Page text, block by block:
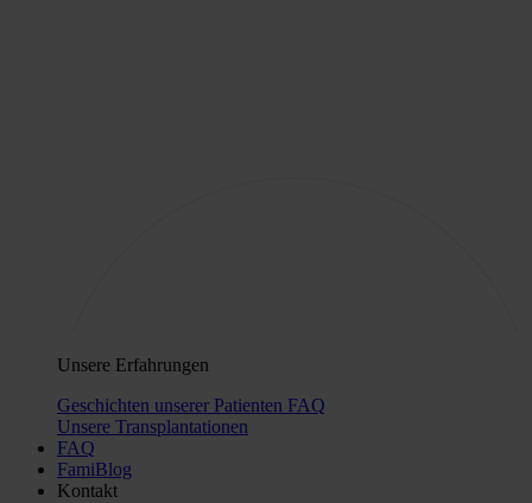
Unsere Erfahrungen
Geschichten unserer Patienten FAQ
Unsere Transplantationen
FAQ
FamiBlog
Kontakt